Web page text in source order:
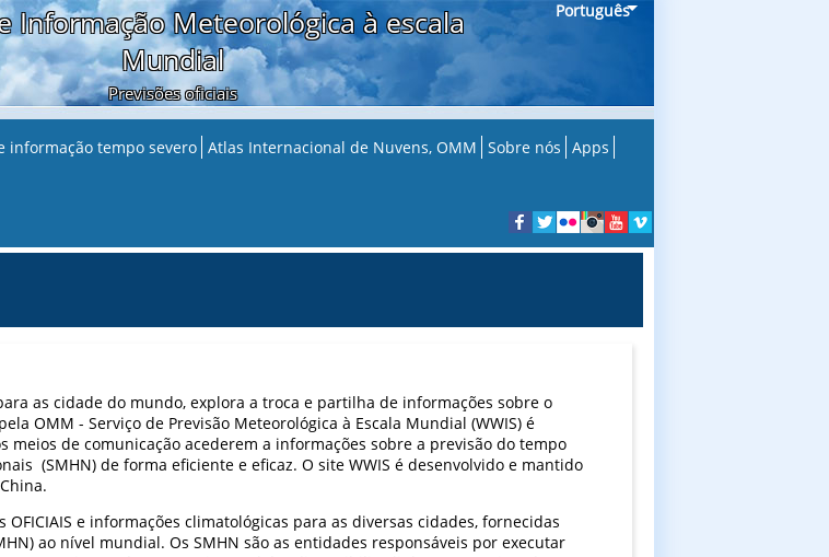
Português
Informação Meteorológica à escala
Mundial
Previsões oficiais
informação tempo severo Atlas Internacional de Nuvens, OMM Sobre nós Apps
as cidade do mundo, explora a troca e partilha de informações sobre o
OMM - Serviço de Previsão Meteorológica à Escala Mundial (WWIS) é
de comunicação acederem a informações sobre a previsão do tempo
(SMHN) de forma eficiente e eficaz. O site WWIS é desenvolvido e mantido
e informações climatológicas para as diversas cidades, fornecidas
ao nível mundial. Os SMHN são as entidades responsáveis por executar